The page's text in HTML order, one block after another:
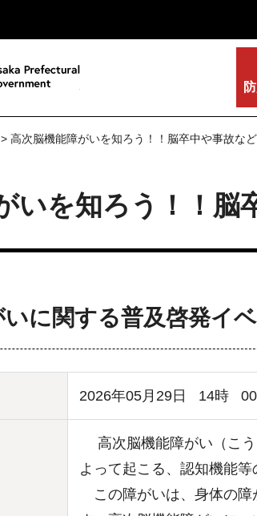
> 高次脳機能障がいを知ろう！！脳卒中や事故な
いを知ろう！！脳
に関する普及啓発イ
2026年05月29日 14時 00
高次脳機能障がい（こう
よって起こる、認知機能等
この障がいは、身体の障